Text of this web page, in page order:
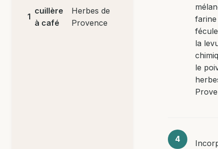
1
cuillère
à café
Herbes de
Provence
la
le